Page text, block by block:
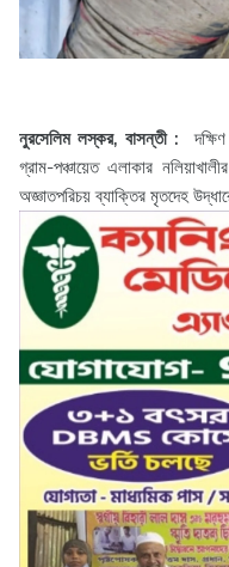
নুরসেলিম লস্কর, বাসন্তী :
গ্রাম-পঞ্চায়েত এলাকার
অজ্ঞাতপরিচয় ব্যাক্তির মৃতদেহ